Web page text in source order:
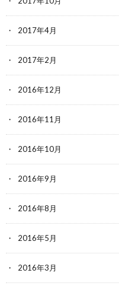
2017年4月
2017年2月
2016年12月
2016年11月
2016年10月
2016年9月
2016年8月
2016年5月
2016年3月